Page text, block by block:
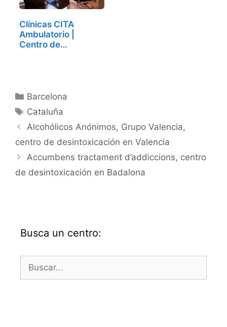
Clínicas CITA
Ambulatorio |
Centro de…
Categorías
Barcelona
Etiquetas
Cataluña
Alcohólicos Anónimos, Grupo Valencia,
centro de desintoxicación en Valencia
Accumbens tractament d’addiccions, centro
de desintoxicación en Badalona
Busca un centro: